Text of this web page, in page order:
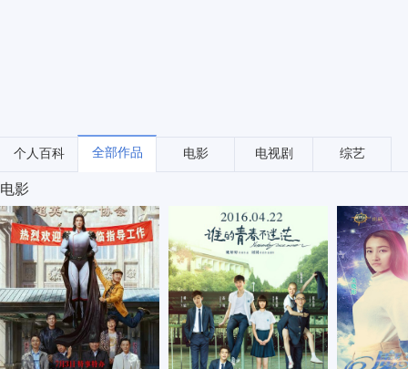
个人百科 全部作品 电影 电视剧 综艺
电影